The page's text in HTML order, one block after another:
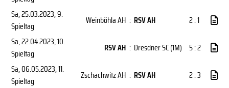
Sa, 25.03.2023, 9.
Spieltag
Weinböhla AH : RSV AH
2 : 1
Sa, 22.04.2023, 10.
Spieltag
RSV AH : Dresdner SC (1M) 5 : 2
Sa, 06.05.2023, 11.
Spieltag
Zschachwitz AH : RSV AH
2 : 3